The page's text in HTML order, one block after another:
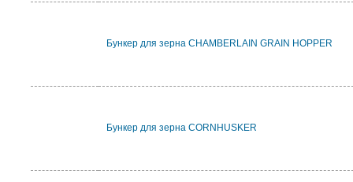
Бункер для зерна CHAMBERLAIN GRAIN HOPPER
Бункер для зерна CORNHUSKER